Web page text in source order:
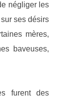
négliger les
ses désirs
mères,
baveuses,
furent des